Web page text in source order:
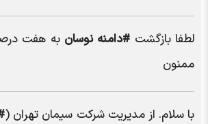
لطفا بازگشت #دامنه نوسان به هفت
ممنون
با سلام. از مدیریت شرکت سیمان تهران (